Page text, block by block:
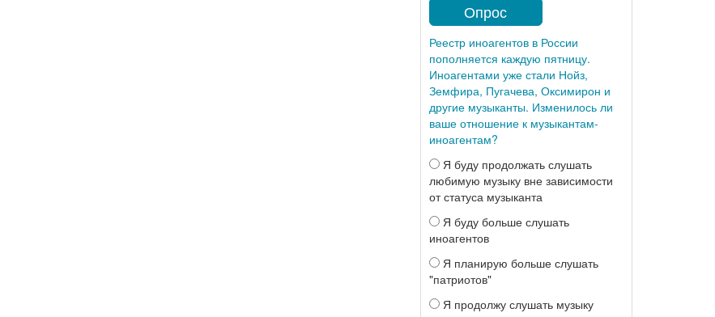
Опрос
Реестр иноагентов в России
пополняется каждую пятницу.
Иноагентами уже стали Нойз,
Земфира, Пугачева, Оксимирон и
другие музыканты. Изменилось ли
ваше отношение к музыкантам-
иноагентам?
Я буду продолжать слушать
любимую музыку вне зависимости
от статуса музыканта
Я буду больше слушать
иноагентов
Я планирую больше слушать
"патриотов"
Я продолжу слушать музыку